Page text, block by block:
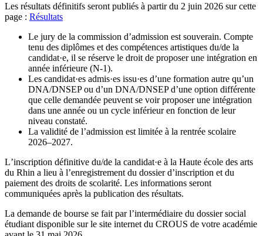
Les résultats définitifs seront publiés à partir du 2 juin 2026 sur cette
page : Résultats
Le jury de la commission dʼadmission est souverain. Compte
tenu des diplômes et des compétences artistiques du/de la
candidat·e, il se réserve le droit de proposer une intégration en
année inférieure (N-1).
Les candidat·es admis·es issu·es d’une formation autre qu’un
DNA/DNSEP ou d’un DNA/DNSEP d’une option différente
que celle demandée peuvent se voir proposer une intégration
dans une année ou un cycle inférieur en fonction de leur
niveau constaté.
La validité de lʼadmission est limitée à la rentrée scolaire
2026–2027.
Lʼinscription définitive du/de la candidat·e à la Haute école des arts
du Rhin a lieu à lʼenregistrement du dossier dʼinscription et du
paiement des droits de scolarité. Les informations seront
communiquées après la publication des résultats.
La demande de bourse se fait par l’intermédiaire du dossier social
étudiant disponible sur le site internet du CROUS de votre académie